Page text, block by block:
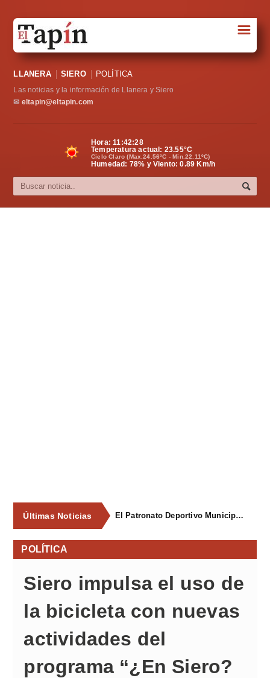
Sociedad
Política
Cultura
☰
LLANERA SIERO POLÍTICA
Las noticias y la información de Llanera y Siero
✉ eltapin@eltapin.com
Hora:11:42:29
Temperatura actual: 23.55°C
Cielo Claro (Max.24.56ºC - Min.22.11ºC)
Humedad: 78% y Viento: 0.89 Km/h
Últimas Noticias El Patronato Deportivo Municipal renueva el equipamiento de los gimnasios municipales
POLÍTICA
Siero impulsa el uso de
la bicicleta con nuevas
actividades del
programa “¿En Siero?